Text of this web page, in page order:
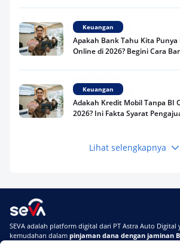
Keuangan
Apakah Bank Tahu Kita Punya
Online di 2026? Begini Cara
Keuangan
Adakah Kredit Mobil Tanpa BI
2026? Ini Fakta Syarat
Keuangan
Terpercaya
Telat Bayar Pinjol 2 Hari,
Masuk BI Checking? Simak
Lihat selengkapnya
SEVA adalah platform digital dari PT Astra Auto Digital
kemudahan dalam pinjaman dana dengan jaminan